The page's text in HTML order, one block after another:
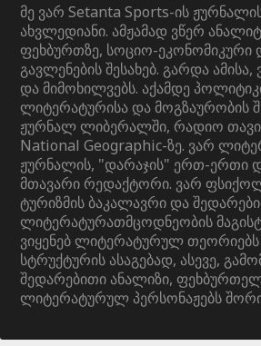
მე ვარ Setanta Sports-ის
ახვლედიანი. ამჟამად ვწერ
ფეხბურთზე, სოციო-
გავლენების შესახებ. გარდა
და მიმოხილვებს. აქამდე
ლიტერატურისა და მოგზაურობის
ჟურნალ ლიბერალში, რადიო
National Geographic-ზე. ვარ
ჟურნალის, "დარაჯის" ერთ-ერთი
მთავარი რედაქტორი. ვარ
ტურიზმის ბაკალავრი და
ლიტერატურათმცოდნეობის
ვიყენებ ლიტერატურულ
სტრუქტურის ასაგებად, ასევე,
შედარებითი ანალიზი,
ლიტერატურულ პერსონაჟებს